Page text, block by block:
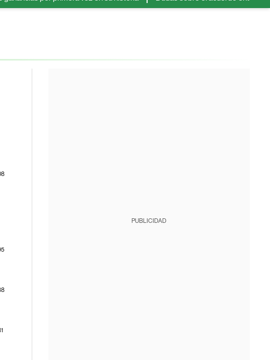
PUBLICIDAD